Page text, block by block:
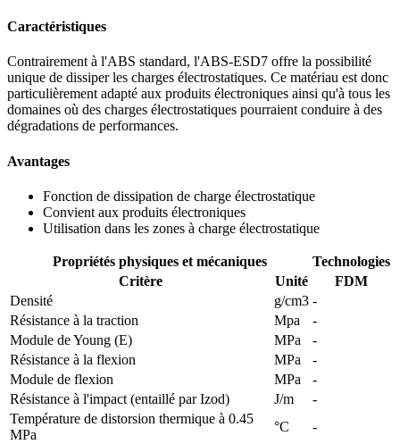
Caractéristiques
Contrairement à l'ABS standard, l'ABS-ESD7 offre la possibilité
unique de dissiper les charges électrostatiques. Ce matériau est donc
particulièrement adapté aux produits électroniques ainsi qu'à tous les
domaines où des charges électrostatiques pourraient conduire à des
dégradations de performances.
Avantages
Fonction de dissipation de charge électrostatique
Convient aux produits électroniques
Utilisation dans les zones à charge électrostatique
Propriétés physiques et mécaniques
Technologies
Critère
Unité
FDM
Densité
g/cm3 -
Résistance à la traction
Mpa
-
Module de Young (E)
MPa
-
Résistance à la flexion
MPa
-
Module de flexion
MPa
-
Résistance à l'impact (entaillé par Izod)
J/m
-
Température de distorsion thermique à 0.45
MPa
°C
-